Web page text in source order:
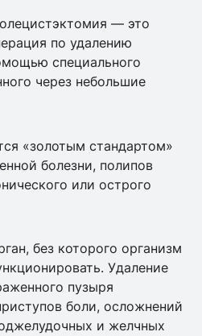
— это
по удалению
специального
через небольшие
«золотым стандартом»
болезни, полипов
или острого
без которого организм
Удаление
пузыря
боли, осложнений
и желчных